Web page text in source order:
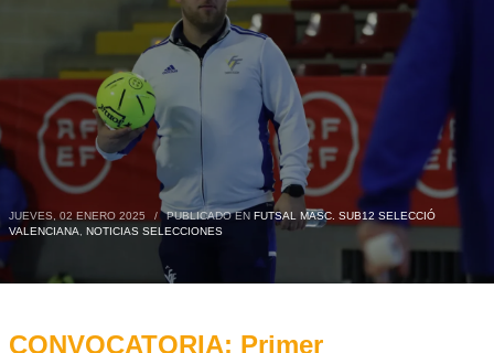
JUEVES, 02 ENERO 2025 / PUBLICADO EN FUTSAL MASC. SUB12 SELECCIÓ
VALENCIANA
NOTICIAS SELECCIONES
CONVOCATORIA: Primer